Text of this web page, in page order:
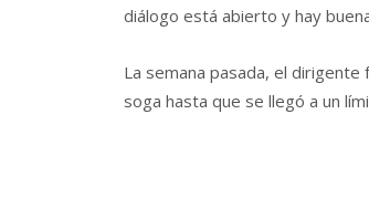
diálogo está abierto y hay
La semana pasada, el
soga hasta que se llegó a un